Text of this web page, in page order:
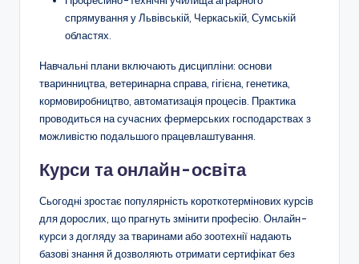
спрямування у Львівській, Черкаській, Сумській
областях.
Навчальні плани включають дисципліни: основи
тваринництва, ветеринарна справа, гігієна, генетика,
кормовиробництво, автоматизація процесів. Практика
проводиться на сучасних фермерських господарствах з
можливістю подальшого працевлаштування.
Курси та онлайн-освіта
Сьогодні зростає популярність короткотермінових курсів
для дорослих, що прагнуть змінити професію. Онлайн-
курси з догляду за тваринами або зоотехнії надають
базові знання й дозволяють отримати сертифікат без